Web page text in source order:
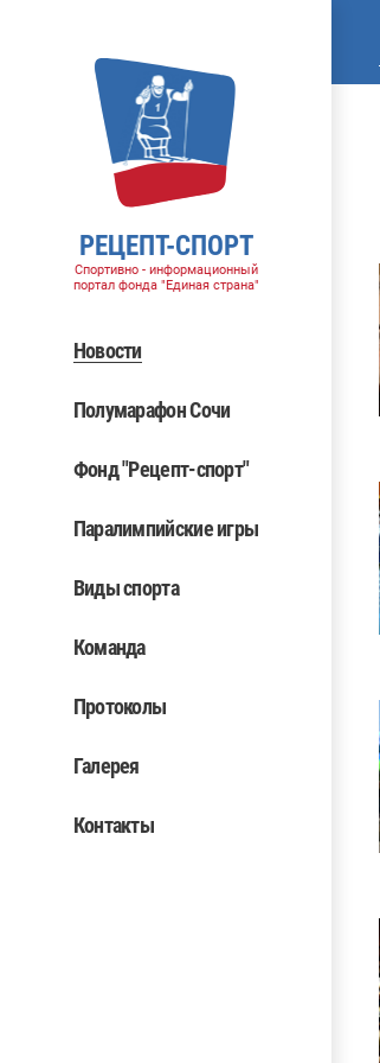
РЕЦЕПТ-СПОРТ
Спортивно - информационный
портал фонда "Единая страна"
Новости
Полумарафон Сочи
Фонд "Рецепт-спорт"
Паралимпийские игры
Виды спорта
Команда
Протоколы
Галерея
Контакты